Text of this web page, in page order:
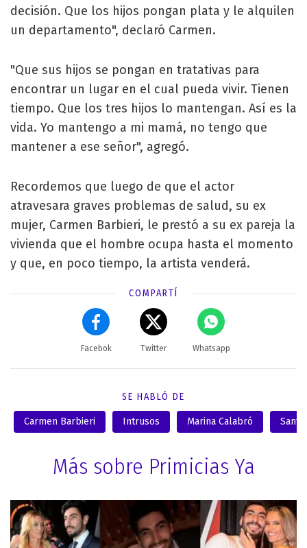
decisión. Que los hijos pongan plata y le alquilen
un departamento", declaró Carmen.
"Que sus hijos se pongan en tratativas para
encontrar un lugar en el cual pueda vivir. Tienen
tiempo. Que los tres hijos lo mantengan. Así es la
vida. Yo mantengo a mi mamá, no tengo que
mantener a ese señor", agregó.
Recordemos que luego de que el actor
atravesara graves problemas de salud, su ex
mujer, Carmen Barbieri, le prestó a su ex pareja la
vivienda que el hombre ocupa hasta el momento
y que, en poco tiempo, la artista venderá.
COMPARTÍ
Facebok Twitter Whatsapp
SE HABLÓ DE
Carmen Barbieri Intrusos Marina Calabró
Más sobre Primicias Ya